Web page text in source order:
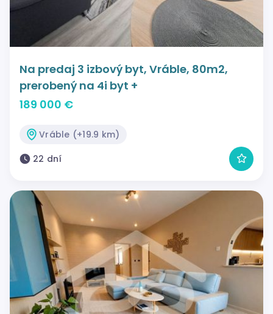
Na predaj 3 izbový byt, Vráble, 80m2,
prerobený na 4i byt +
189 000 €
Vráble (+19.9 km)
22 dní